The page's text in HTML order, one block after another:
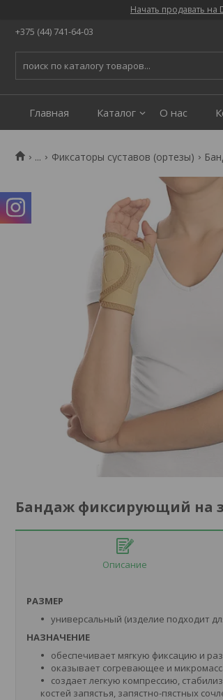
Начать продавать на
+375 (44) 741-64-03
Главная Каталог О нас
... Фиксаторы суставов (ортезы)
Бандаж фиксирующий на
Описание
РАЗМЕР
универсальный (изделие подходит
НАЗНАЧЕНИЕ
обеспечивает мягкую фиксацию и
оказывает согревающее и
создает легкую компрессию,
костей запястья, запястно-пястных